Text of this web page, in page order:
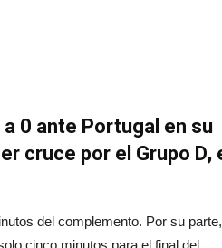
0 ante Portugal en su
cruce por el Grupo D,
del complemento. Por su
cinco minutos para el final del